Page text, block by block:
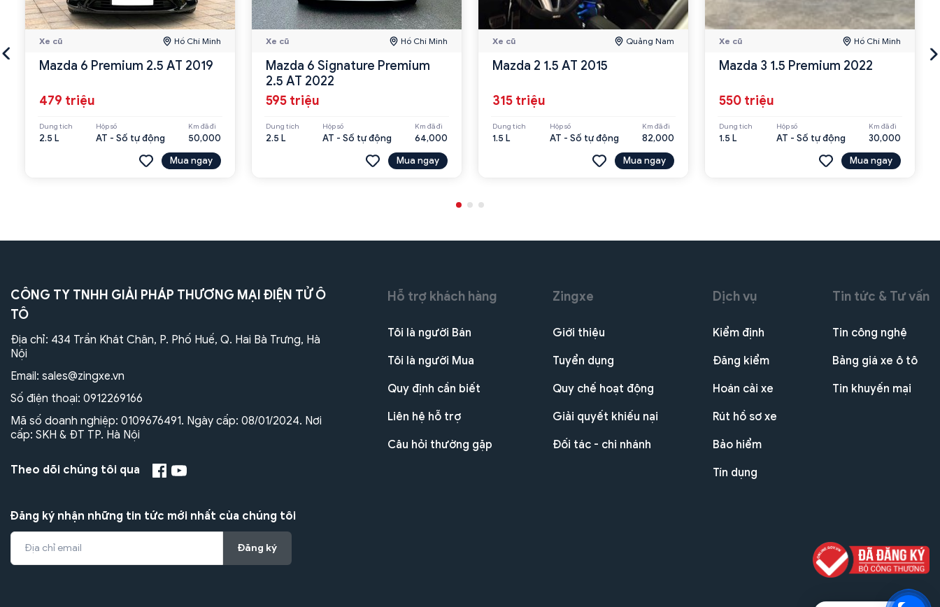
Xe cũ Hồ Chí Minh
Mazda 6 Premium 2.5 AT 2019
479 triệu
Dung tích
2.5 L
Hộp số
AT - Số tự động
Km đã đi
50,000
Mua ngay
Xe cũ Hồ Chí Minh
Mazda 6 Signature Premium
2.5 AT 2022
595 triệu
Dung tích
2.5 L
Hộp số
AT - Số tự động
Km đã đi
64,000
Mua ngay
Xe cũ Quảng Nam
Mazda 2 1.5 AT 2015
315 triệu
Dung tích
1.5 L
Hộp số
AT - Số tự động
Km đã đi
82,000
Mua ngay
Xe cũ Hồ Chí Minh
Mazda 3 1.5 Premium 2022
550 triệu
Dung tích
1.5 L
Hộp số
AT - Số tự động
Km đã đi
30,000
Mua ngay
CÔNG TY TNHH GIẢI PHÁP THƯƠNG MẠI ĐIỆN TỬ Ô
TÔ
Địa chỉ: 434 Trần Khát Chân, P. Phố Huế, Q. Hai Bà Trưng, Hà
Nội
Email: sales@zingxe.vn
Số điện thoại: 0912269166
Mã số doanh nghiệp: 0109676491. Ngày cấp: 08/01/2024. Nơi
cấp: SKH & ĐT TP. Hà Nội
Theo dõi chúng tôi qua
Đăng ký nhận những tin tức mới nhất của chúng tôi
Đăng ký
Hỗ trợ khách hàng
Tôi là người Bán
Tôi là người Mua
Quy định cần biết
Liên hệ hỗ trợ
Câu hỏi thường gặp
Zingxe
Giới thiệu
Tuyển dụng
Quy chế hoạt động
Giải quyết khiếu nại
Đối tác - chi nhánh
Dịch vụ
Kiểm định
Đăng kiểm
Hoán cải xe
Rút hồ sơ xe
Bảo hiểm
Tín dụng
Tin tức & Tư vấn
Tin công nghệ
Bảng giá xe ô tô
Tin khuyến mại